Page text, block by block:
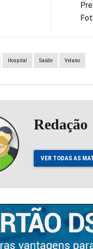
Hospital Saúde Velano
Redação
VER TODAS AS